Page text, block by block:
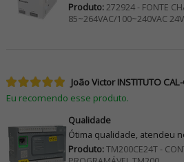
Produto:272924 - FONTE
85~264VAC/100~240VAC
João Victor INSTITUTO
Eu recomendo esse produto.
Qualidade
Ótima qualidade, atendeu
Produto:TM200CE24T -